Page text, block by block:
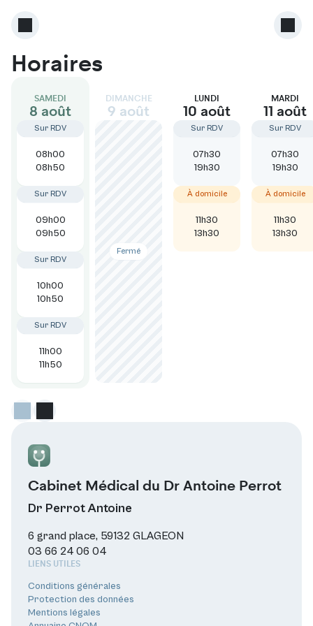
Horaires
SAMEDI
8 août
Sur RDV
08h00
08h50
Sur RDV
09h00
09h50
Sur RDV
10h00
10h50
Sur RDV
11h00
11h50
DIMANCHE
9 août
Fermé
LUNDI
10 août
Sur RDV
07h30
19h30
À domicile
11h30
13h30
MARDI
11 août
Sur RDV
07h30
19h30
À domicile
11h30
13h30
Cabinet Médical du Dr Antoine Perrot
Dr Perrot Antoine
6 grand place, 59132 GLAGEON
03 66 24 06 04
LIENS UTILES
Conditions générales
Protection des données
Mentions légales